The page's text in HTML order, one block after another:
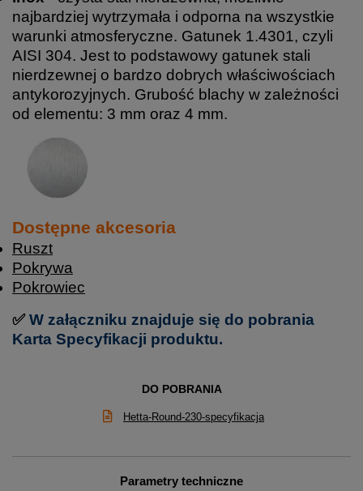
najbardziej wytrzymała i odporna na wszystkie
warunki atmosferyczne. Gatunek 1.4301, czyli
AISI 304. Jest to podstawowy gatunek stali
nierdzewnej o bardzo dobrych właściwościach
antykorozyjnych. Grubość blachy w zależności
od elementu: 3 mm oraz 4 mm.
Dostępne akcesoria
Ruszt
Pokrywa
Pokrowiec
✅ W załączniku znajduje się do pobrania
Karta Specyfikacji produktu.
DO POBRANIA
Hetta-Round-230-specyfikacja
Parametry techniczne